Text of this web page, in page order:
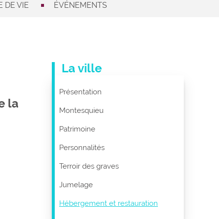
DE VIE ÉVÉNEMENTS
la
La ville
Présentation
Montesquieu
Patrimoine
Personnalités
Terroir des graves
Jumelage
Hébergement et restauration